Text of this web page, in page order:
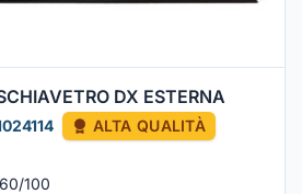
DX ESTERNA
ALTA QUALITÀ
100